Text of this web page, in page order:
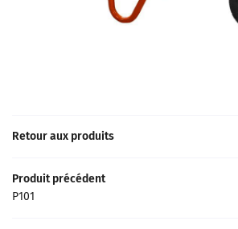
Retour aux produits
Produit précédent
P101